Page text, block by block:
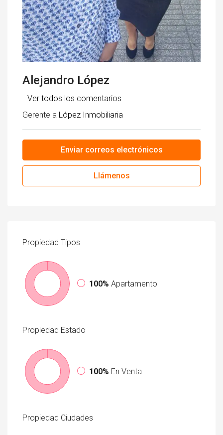
Alejandro López
Ver todos los comentarios
Gerente a López Inmobiliaria
Enviar correos electrónicos
Llámenos
Propiedad Tipos
100% Apartamento
Propiedad Estado
100% En Venta
Propiedad Ciudades